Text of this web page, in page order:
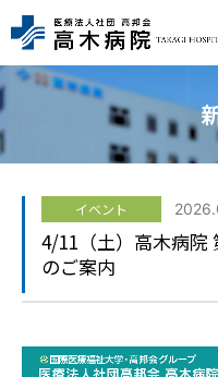
アクセス
HOME
ご来院の方へ
診療科・センター
イベント
4/11（土）高木病院
のご案内